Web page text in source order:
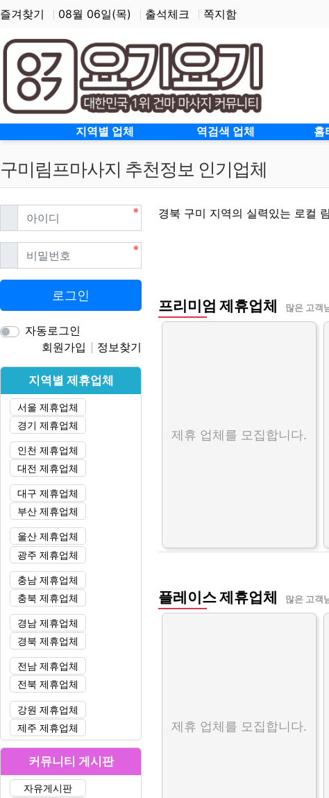
즐겨찾기 08월 06일(목) 출석체크 쪽지함
지역별 업체 역검색 업체 홈
구미림프마사지 추천정보 인기업체
경북 구미 지역의 실력있는 로컬
프리미엄 제휴업체 많은 고객
제휴 업체를 모집합니다.
플레이스 제휴업체 많은 고객
제휴 업체를 모집합니다.
아이디필수
비밀번호필수
로그인
자동로그인
회원가입
정보찾기
지역별 제휴업체
서울 제휴업체
경기 제휴업체
인천 제휴업체
대전 제휴업체
대구 제휴업체
부산 제휴업체
울산 제휴업체
광주 제휴업체
충남 제휴업체
충북 제휴업체
경남 제휴업체
경북 제휴업체
전남 제휴업체
전북 제휴업체
강원 제휴업체
제주 제휴업체
커뮤니티 게시판
자유게시판